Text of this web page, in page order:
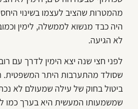
מהמטרות שהציב לעצמו בשינוי
היה כבד מנשוא לממשלה, לימין
לא הגיעה.
לפני חצי שנה יצא הימין לדרך עם
שסולד מהתערבות היתר המשפטית.
ביטול בחוק של עילה שמעולם לא
שמשמעותו המעשית היא בערך כמו